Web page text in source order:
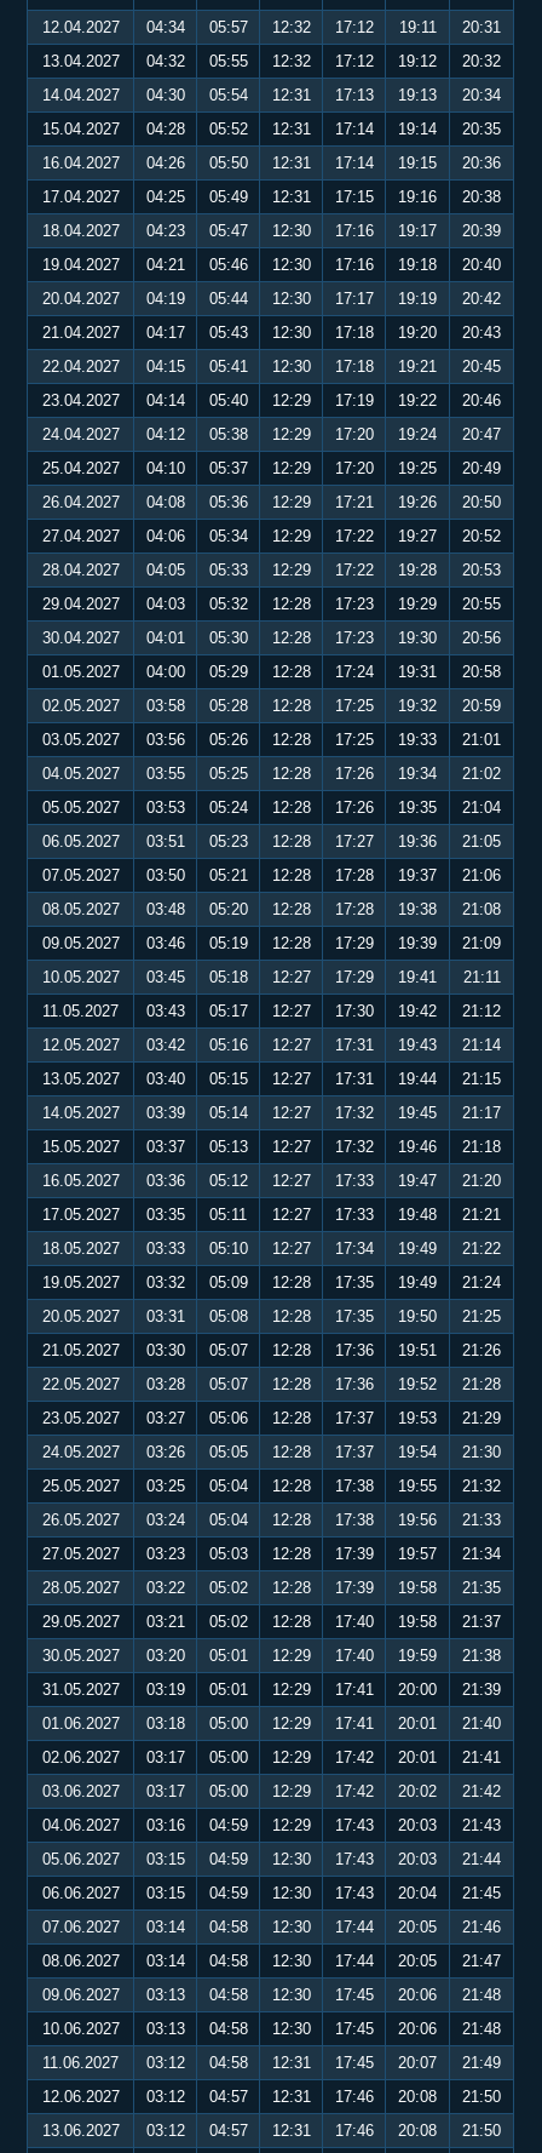
12.04.2027
04:34 05:57 12:32 17:12 19:11
20:31
13.04.2027
04:32 05:55 12:32 17:12 19:12
20:32
14.04.2027
04:30 05:54 12:31 17:13 19:13
20:34
15.04.2027
04:28 05:52 12:31 17:14 19:14
20:35
16.04.2027
04:26 05:50 12:31 17:14 19:15
20:36
17.04.2027
04:25 05:49 12:31 17:15 19:16
20:38
18.04.2027
04:23 05:47 12:30 17:16 19:17
20:39
19.04.2027
04:21 05:46 12:30 17:16 19:18
20:40
20.04.2027
04:19 05:44 12:30 17:17 19:19
20:42
21.04.2027
04:17 05:43 12:30 17:18 19:20
20:43
22.04.2027
04:15 05:41 12:30 17:18 19:21
20:45
23.04.2027
04:14 05:40 12:29 17:19 19:22
20:46
24.04.2027
04:12 05:38 12:29 17:20 19:24
20:47
25.04.2027
04:10 05:37 12:29 17:20 19:25
20:49
26.04.2027
04:08 05:36 12:29 17:21 19:26
20:50
27.04.2027
04:06 05:34 12:29 17:22 19:27
20:52
28.04.2027
04:05 05:33 12:29 17:22 19:28
20:53
29.04.2027
04:03 05:32 12:28 17:23 19:29
20:55
30.04.2027
04:01 05:30 12:28 17:23 19:30
20:56
01.05.2027
04:00 05:29 12:28 17:24 19:31
20:58
02.05.2027
03:58 05:28 12:28 17:25 19:32
20:59
03.05.2027
03:56 05:26 12:28 17:25 19:33
21:01
04.05.2027
03:55 05:25 12:28 17:26 19:34
21:02
05.05.2027
03:53 05:24 12:28 17:26 19:35
21:04
06.05.2027
03:51 05:23 12:28 17:27 19:36
21:05
07.05.2027
03:50 05:21 12:28 17:28 19:37
21:06
08.05.2027
03:48 05:20 12:28 17:28 19:38
21:08
09.05.2027
03:46 05:19 12:28 17:29 19:39
21:09
10.05.2027
03:45 05:18 12:27 17:29 19:41
21:11
11.05.2027
03:43 05:17 12:27 17:30 19:42
21:12
12.05.2027
03:42 05:16 12:27 17:31 19:43
21:14
13.05.2027
03:40 05:15 12:27 17:31 19:44
21:15
14.05.2027
03:39 05:14 12:27 17:32 19:45
21:17
15.05.2027
03:37 05:13 12:27 17:32 19:46
21:18
16.05.2027
03:36 05:12 12:27 17:33 19:47
21:20
17.05.2027
03:35 05:11 12:27 17:33 19:48
21:21
18.05.2027
03:33 05:10 12:27 17:34 19:49
21:22
19.05.2027
03:32 05:09 12:28 17:35 19:49
21:24
20.05.2027
03:31 05:08 12:28 17:35 19:50
21:25
21.05.2027
03:30 05:07 12:28 17:36 19:51
21:26
22.05.2027
03:28 05:07 12:28 17:36 19:52
21:28
23.05.2027
03:27 05:06 12:28 17:37 19:53
21:29
24.05.2027
03:26 05:05 12:28 17:37 19:54
21:30
25.05.2027
03:25 05:04 12:28 17:38 19:55
21:32
26.05.2027
03:24 05:04 12:28 17:38 19:56
21:33
27.05.2027
03:23 05:03 12:28 17:39 19:57
21:34
28.05.2027
03:22 05:02 12:28 17:39 19:58
21:35
29.05.2027
03:21 05:02 12:28 17:40 19:58
21:37
30.05.2027
03:20 05:01 12:29 17:40 19:59
21:38
31.05.2027
03:19 05:01 12:29 17:41 20:00
21:39
01.06.2027
03:18 05:00 12:29 17:41 20:01
21:40
02.06.2027
03:17 05:00 12:29 17:42 20:01
21:41
03.06.2027
03:17 05:00 12:29 17:42 20:02
21:42
04.06.2027
03:16 04:59 12:29 17:43 20:03
21:43
05.06.2027
03:15 04:59 12:30 17:43 20:03
21:44
06.06.2027
03:15 04:59 12:30 17:43 20:04
21:45
07.06.2027
03:14 04:58 12:30 17:44 20:05
21:46
08.06.2027
03:14 04:58 12:30 17:44 20:05
21:47
09.06.2027
03:13 04:58 12:30 17:45 20:06
21:48
10.06.2027
03:13 04:58 12:30 17:45 20:06
21:48
11.06.2027
03:12 04:58 12:31 17:45 20:07
21:49
12.06.2027
03:12 04:57 12:31 17:46 20:08
21:50
13.06.2027
03:12 04:57 12:31 17:46 20:08
21:50